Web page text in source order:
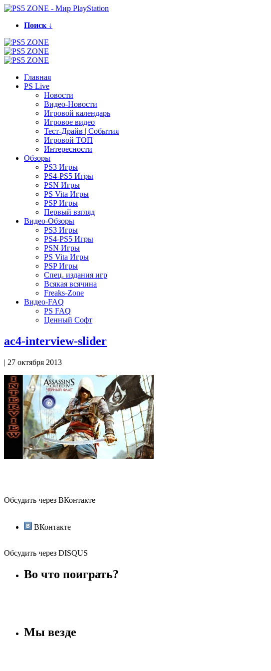
Поиск ↓
Главная
PS Live
Новости
Видео-Новости
Игровой календарь
Игровое видео
Тест-Драйв | События
Игровой ТОП
Интересности
Обзоры
PS3 Игры
PS4-PS5 Игры
PSN Игры
PS Vita Игры
PSP Игры
Первый взгляд
Видео-Обзоры
PS3 Игры
PS4-PS5 Игры
PSN Игры
PS Vita Игры
PSP Игры
Спец. издания игр
Всякая всячина
Freaks-Zone
Видео-FAQ
PS FAQ
Ценный Софт
ac4-interview-slider
| 27 октября 2013
Обсудить через ВКонтакте
ВКонтакте
Обсудить через DISQUS
Во что поиграть?
Мы везде